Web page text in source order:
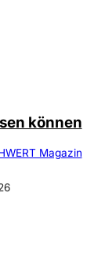
können
Magazin